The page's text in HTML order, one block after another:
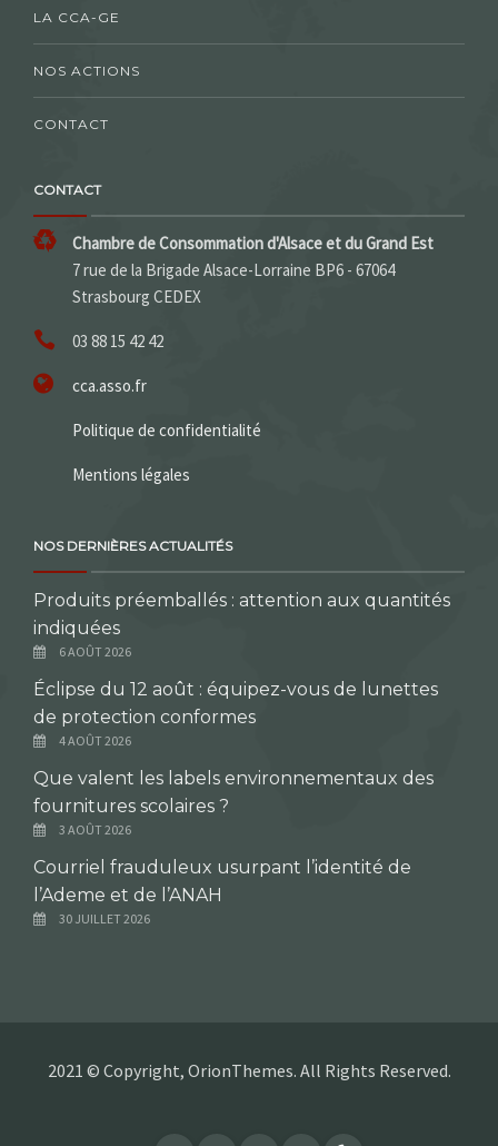
LA CCA-GE
NOS ACTIONS
CONTACT
CONTACT
Chambre de Consommation d'Alsace et du Grand Est
7 rue de la Brigade Alsace-Lorraine BP6 - 67064
Strasbourg CEDEX
03 88 15 42 42
cca.asso.fr
Politique de confidentialité
Mentions légales
NOS DERNIÈRES ACTUALITÉS
Produits préemballés : attention aux quantités
indiquées
6 AOÛT 2026
Éclipse du 12 août : équipez-vous de lunettes
de protection conformes
4 AOÛT 2026
Que valent les labels environnementaux des
fournitures scolaires ?
3 AOÛT 2026
Courriel frauduleux usurpant l’identité de
l’Ademe et de l’ANAH
30 JUILLET 2026
2021 © Copyright, OrionThemes. All Rights Reserved.